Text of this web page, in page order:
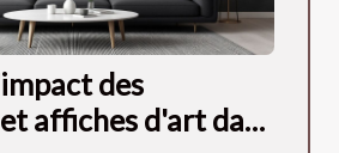
des
affiches d'art dans